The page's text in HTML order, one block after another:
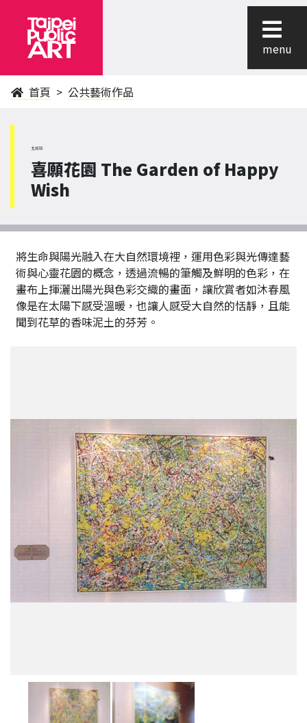
menu
首頁 公共藝術作品
北投區
喜願花園 The Garden of Happy
Wish
將生命與陽光融入在大自然環境裡，運用色彩與光傳達藝
術與心靈花園的概念，透過流暢的筆觸及鮮明的色彩，在
畫布上揮灑出陽光與色彩交織的畫面，讓欣賞者如沐春風
像是在太陽下感受溫暖，也讓人感受大自然的恬靜，且能
聞到花草的香味泥土的芬芳。